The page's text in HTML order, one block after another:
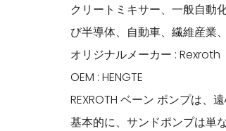
クリートミキサー、一般自動
び半導体、自動車、繊維産業
オリジナルメーカー : Rexroth
OEM : HENGTE
REXROTH ベーン ポンプは、
基本的に、サンドポンプは単